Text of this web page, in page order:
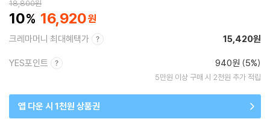
18,800원
10 16,920
크레마머니 최대혜택가 15,420원
YES포인트 940원 (5%)
5만원 이상 구매 시 2천원 추가 적립
앱 다운 시 1천원 상품권